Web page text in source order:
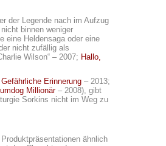
der Legende nach im Aufzug
binnen weniger
eine Heldensaga oder eine
nicht zufällig als
Wilson“ – 2007; Hallo,
Erinnerung – 2013;
Millionär– 2008), gibt
Sorkins nicht im Weg zu
ähnlich